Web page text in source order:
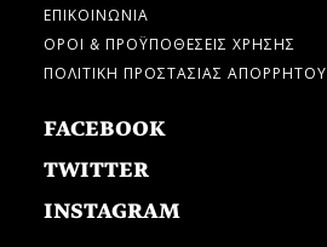
ΕΠΙΚΟΙΝΩΝΙΑ
ΟΡΟΙ & ΠΡΟΫΠΟΘΕΣΕΙΣ ΧΡΗΣΗΣ
ΠΟΛΙΤΙΚΗ ΠΡΟΣΤΑΣΙΑΣ ΑΠΟΡΡΗΤΟΥ
FACEBOOK
TWITTER
INSTAGRAM